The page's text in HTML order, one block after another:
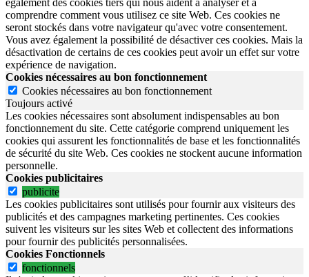
comprendre comment vous utilisez ce site Web. Ces cookies ne
seront stockés dans votre navigateur qu'avec votre consentement.
Vous avez également la possibilité de désactiver ces cookies. Mais la
désactivation de certains de ces cookies peut avoir un effet sur votre
expérience de navigation.
Cookies nécessaires au bon fonctionnement
Cookies nécessaires au bon fonctionnement
Toujours activé
Les cookies nécessaires sont absolument indispensables au bon
fonctionnement du site. Cette catégorie comprend uniquement les
cookies qui assurent les fonctionnalités de base et les fonctionnalités
de sécurité du site Web. Ces cookies ne stockent aucune information
personnelle.
Cookies publicitaires
publicite
Les cookies publicitaires sont utilisés pour fournir aux visiteurs des
publicités et des campagnes marketing pertinentes. Ces cookies
suivent les visiteurs sur les sites Web et collectent des informations
pour fournir des publicités personnalisées.
Cookies Fonctionnels
fonctionnels